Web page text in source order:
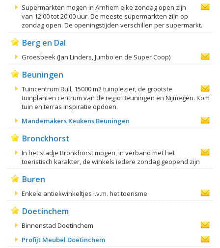
Supermarkten mogen in Arnhem elke zondag open zijn
van 12:00 tot 20:00 uur. De meeste supermarkten zijn op
zondag open. De openingstijden verschillen per supermarkt.
Berg en Dal
Groesbeek (Jan Linders, Jumbo en de Super Coop)
Beuningen
Tuincentrum Bull, 15000 m2 tuinplezier, de grootste
tuinplanten centrum van de regio Beuningen en Nijmegen. Kom
tuin en terras inspiratie opdoen.
Mandemakers Keukens Beuningen
Bronckhorst
In het stadje Bronkhorst mogen, in verband met het
toeristisch karakter, de winkels iedere zondag geopend zijn
Buren
Enkele antiekwinkeltjes i.v.m. het toerisme
Doetinchem
Binnenstad Doetinchem
Profijt Meubel Doetinchem